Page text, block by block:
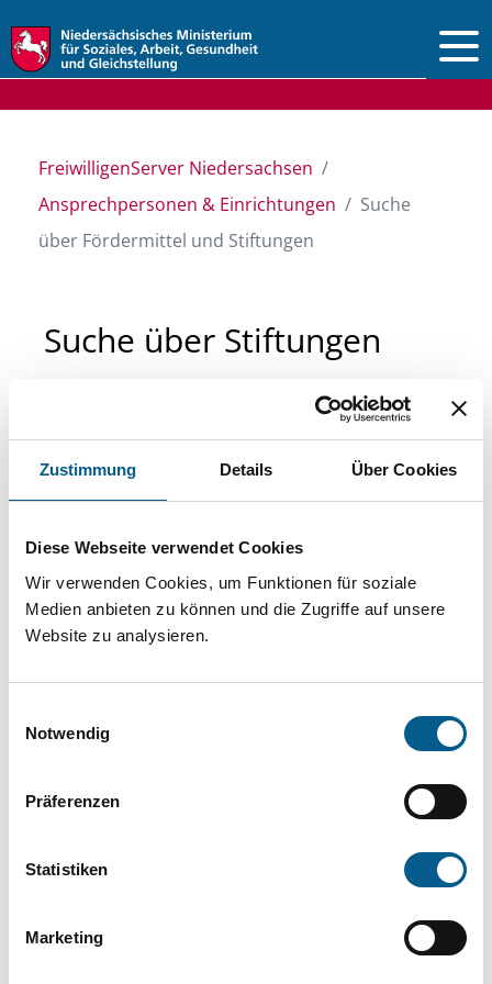
Zustimmung Details Über Cookies
Diese Webseite verwendet Cookies
Wir verwenden Cookies, um Funktionen für soziale
Medien anbieten zu können und die Zugriffe auf unsere
Website zu analysieren.
Notwendig
Präferenzen
Statistiken
Marketing
FreiwilligenServer Niedersachsen
Ansprechpersonen & Einrichtungen
Suche
über Fördermittel und Stiftungen
Suche über Stiftungen
Sie suchen finanzielle Unterstützung für ein
Projekt oder ein Vorhaben? Hier können Sie
direkt über unsere Fördermitteldatenbank und
Stiftungsdatenbank recherchieren. Bei der
Suche bitte die Groß- und Kleinschreibung
beachten.
können durch die Wahl von Bereichen oder